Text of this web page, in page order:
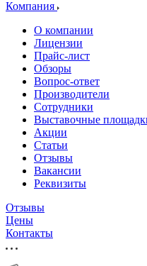
Компания
О компании
Лицензии
Прайс-лист
Обзоры
Вопрос-ответ
Производители
Сотрудники
Выставочные
Акции
Статьи
Отзывы
Вакансии
Реквизиты
Отзывы
Цены
Контакты